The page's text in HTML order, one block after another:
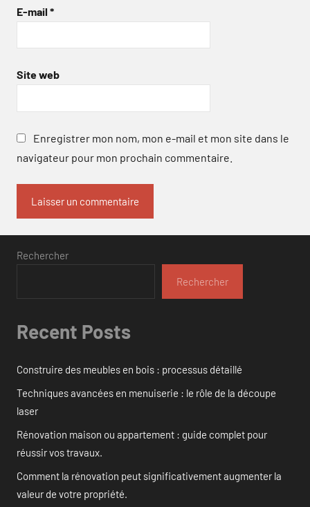
E-mail *
Site web
Enregistrer mon nom, mon e-mail et mon site dans le
navigateur pour mon prochain commentaire.
Rechercher
Rechercher
Recent Posts
Construire des meubles en bois : processus détaillé
Techniques avancées en menuiserie : le rôle de la découpe
laser
Rénovation maison ou appartement : guide complet pour
réussir vos travaux.
Comment la rénovation peut significativement augmenter la
valeur de votre propriété.